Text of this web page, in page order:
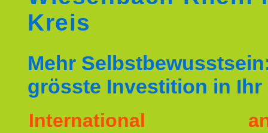
Kreis
Mehr
grösste Investition in Ihr
International